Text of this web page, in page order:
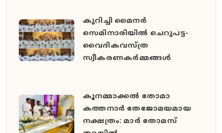
കുറിച്ചി മൈനർ
സെമിനാരിയിൽ ചെറുപട്ട-
വൈദികവസ്ത്ര
സ്വീകരണകർമ്മങ്ങൾ
കൂനമ്മാക്കൽ തോമാ
കത്തനാർ തേജോമയമായ
നക്ഷത്രം: മാർ തോമസ്